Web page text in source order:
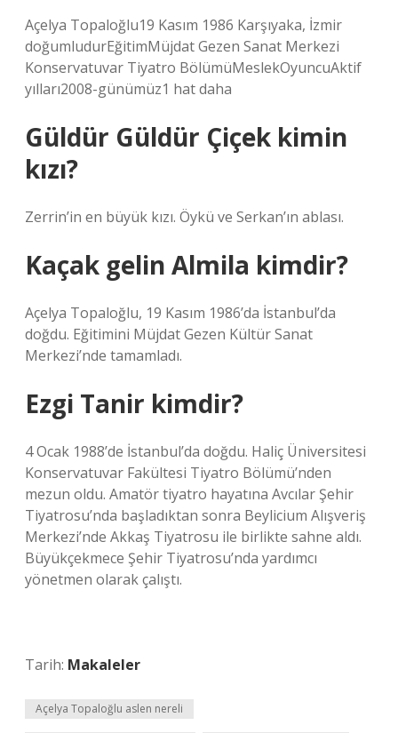
Açelya Topaloğlu19 Kasım 1986 Karşıyaka, İzmir
doğumludurEğitimMüjdat Gezen Sanat Merkezi
Konservatuvar Tiyatro BölümüMeslekOyuncuAktif
yılları2008-günümüz1 hat daha
Güldür Güldür Çiçek kimin
kızı?
Zerrin’in en büyük kızı. Öykü ve Serkan’ın ablası.
Kaçak gelin Almila kimdir?
Açelya Topaloğlu, 19 Kasım 1986’da İstanbul’da
doğdu. Eğitimini Müjdat Gezen Kültür Sanat
Merkezi’nde tamamladı.
Ezgi Tanir kimdir?
4 Ocak 1988’de İstanbul’da doğdu. Haliç Üniversitesi
Konservatuvar Fakültesi Tiyatro Bölümü’nden
mezun oldu. Amatör tiyatro hayatına Avcılar Şehir
Tiyatrosu’nda başladıktan sonra Beylicium Alışveriş
Merkezi’nde Akkaş Tiyatrosu ile birlikte sahne aldı.
Büyükçekmece Şehir Tiyatrosu’nda yardımcı
yönetmen olarak çalıştı.
Tarih: Makaleler
Açelya Topaloğlu aslen nereli